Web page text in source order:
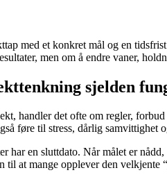
med et konkret mål og en
men om å endre vaner,
sjelden
handler det ofte om regler,
føre til stress, dårlig samvittighet
har en sluttdato. Når målet er
til at mange opplever den velkjente